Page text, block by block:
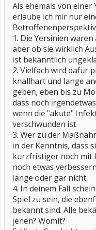
Als ehemals von
erlaube ich mir nur
1. Die Yersinien
aber ob sie wirklich
ist bekanntlich
2. Vielfach wird dafür
knallhart und lange
geben, eben bis zu
dass noch
wenn die "akute"
verschwunden ist.
3. Wer zu der
in der Kenntnis, dass
kurzfristiger noch mit
noch etwas
lange oder gar nicht.
4. In deinem Fall
Spiel zu sein, die
bekannt sind. Alle
jenen? Womit?